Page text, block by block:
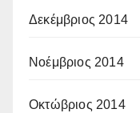
Δεκέμβριος 2014
Νοέμβριος 2014
Οκτώβριος 2014